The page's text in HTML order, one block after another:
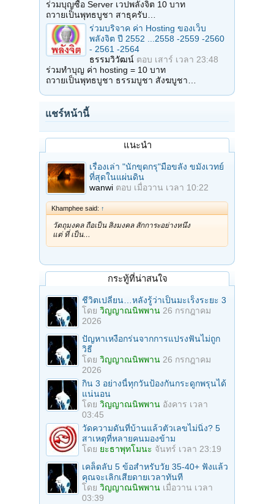
ร่วมบุญซื้อ Server เวปพลังจิต 10 บาท
ถวายเป็นพุทธบูชา สาธุครับ…
ร่วมบริจาค ค่า Hosting ของเว็บ
พลังจิต ปี 2552 ...2558 -2559 -2560
- 2561 -2564
ธรรมวิวัฒน์ ตอบ เสาร์ เวลา 23:48
ร่วมทำบุญ ค่า hosting = 10 บาท
ถวายเป็นพุทธบูชา ธรรมบูชา สังฆบูชา…
แชร์หน้านี้
แนะนำ
เรื่องเล่า "นักขุดกรุ"มือขลัง ขมังเวทย์
ที่สุดในแผ่นดิน
wanwi ตอบ เมื่อวาน เวลา 10:22
Khamphee said: ↑
วัตถุมงคล ถือเป็น สิ่งมงคล สักการะอย่างหนึ่ง
แต่ ที่ เป็น…
กระทู้ที่น่าสนใจ
ชีวิตเปลี่ยน…หลังรู้ว่าเป็นมะเร็งระยะ 3
โดย วิญญาณนิพพาน 26 กรกฎาคม
2026
ปัญหาเหงือกร่นจากการแปรงฟันไม่ถูก
วิธี
โดย วิญญาณนิพพาน 26 กรกฎาคม
2026
กิน 3 อย่างนี้ทุกวันป้องกันกระดูกพรุนได้
แน่นอน
โดย วิญญาณนิพพาน อังคาร เวลา
03:45
วัดความดันที่บ้านแล้วตัวเลขไม่นิ่ง? 5
สาเหตุที่หลายคนมองข้าม
โดย ยะธาพุทโมนะ จันทร์ เวลา 23:19
เคล็ดลับ 5 ข้อสำหรับวัย 35-40+ ฟังแล้ว
คุณจะเลิกเสียดายเวลาทันที
โดย วิญญาณนิพพาน เมื่อวาน เวลา
03:39